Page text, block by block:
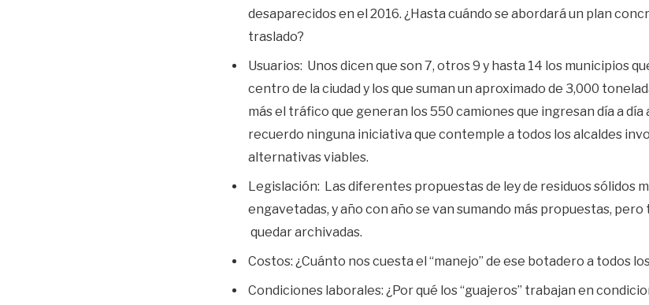
desaparecidos en el 2016. ¿Hasta cuándo se abordará un plan
traslado?
Usuarios: Unos dicen que son 7, otros 9 y hasta 14 los municipios
centro de la ciudad y los que suman un aproximado de 3,000
más el tráfico que generan los 550 camiones que ingresan día a día
recuerdo ninguna iniciativa que contemple a todos los alcaldes
alternativas viables.
Legislación: Las diferentes propuestas de ley de residuos sólidos
engavetadas, y año con año se van sumando más propuestas,
quedar archivadas.
Costos: ¿Cuánto nos cuesta el “manejo” de ese botadero a todos
Condiciones laborales: ¿Por qué los “guajeros” trabajan en